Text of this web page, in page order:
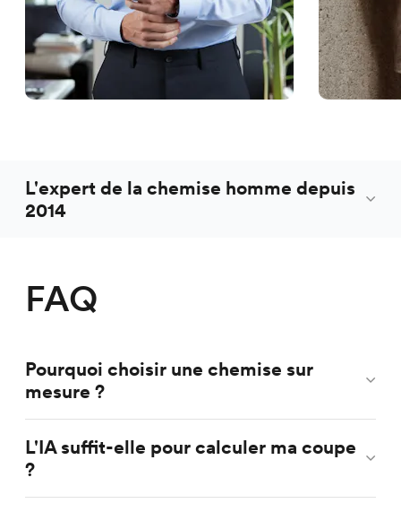
L'expert de la chemise homme depuis
2014
FAQ
Pourquoi choisir une chemise sur
mesure ?
L'IA suffit-elle pour calculer ma coupe
?